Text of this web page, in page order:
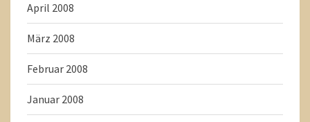
April 2008
März 2008
Februar 2008
Januar 2008